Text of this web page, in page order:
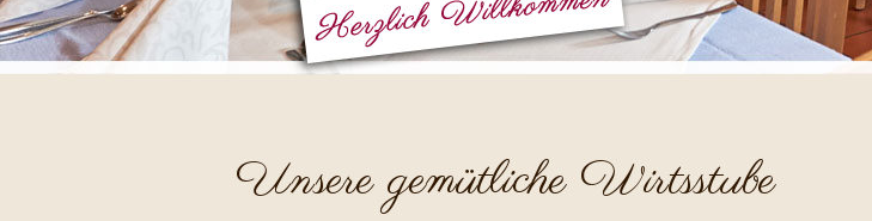
Unsere gemütliche Wirtsstube